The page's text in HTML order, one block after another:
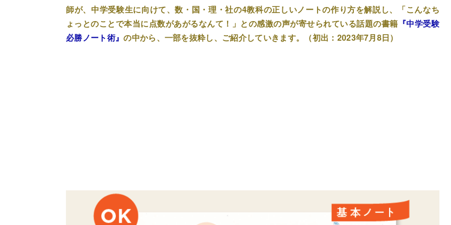
師が、中学受験生に向けて、数・国・理・社の4教科の正しいノートの作り方を解説し、「こんなち
ょっとのことで本当に点数があがるなんて！」との感激の声が寄せられている話題の書籍 『中学受験
必勝ノート術』の中から、一部を抜粋し、ご紹介していきます。（初出：2023年7月8日）